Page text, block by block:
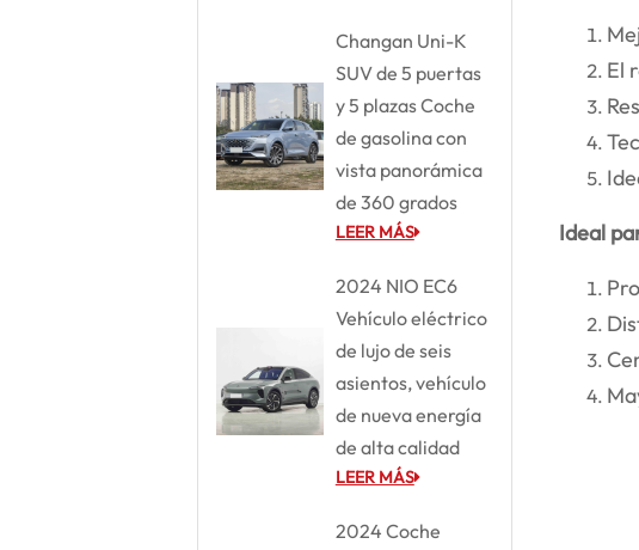
Changan Uni-K
SUV de 5 puertas
y 5 plazas Coche
de gasolina con
vista panorámica
de 360 grados
LEER MÁS
2024 NIO EC6
Vehículo eléctrico
de lujo de seis
asientos, vehículo
de nueva energía
de alta calidad
LEER MÁS
2024 Coche
El
Ideal